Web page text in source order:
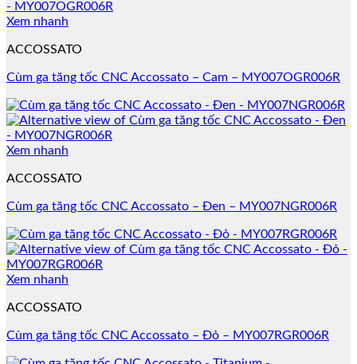
Xem nhanh
ACCOSSATO
Cùm ga tăng tốc CNC Accossato – Cam – MY007OGR006R
Xem nhanh
ACCOSSATO
Cùm ga tăng tốc CNC Accossato – Đen – MY007NGR006R
Xem nhanh
ACCOSSATO
Cùm ga tăng tốc CNC Accossato – Đỏ – MY007RGR006R